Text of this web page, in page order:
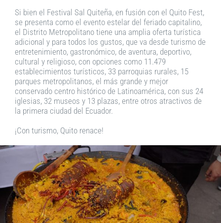
Si bien el Festival Sal Quiteña, en fusión con el Quito Fest,
se presenta como el evento estelar del feriado capitalino,
el Distrito Metropolitano tiene una amplia oferta turística
adicional y para todos los gustos, que va desde turismo de
entretenimiento, gastronómico, de aventura, deportivo,
cultural y religioso, con opciones como 11.479
establecimientos turísticos, 33 parroquias rurales, 15
parques metropolitanos, el más grande y mejor
conservado centro histórico de Latinoamérica, con sus 24
iglesias, 32 museos y 13 plazas, entre otros atractivos de
la primera ciudad del Ecuador.
¡Con turismo, Quito renace!